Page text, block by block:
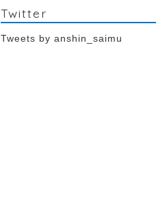
Twitter
Tweets by anshin_saimu